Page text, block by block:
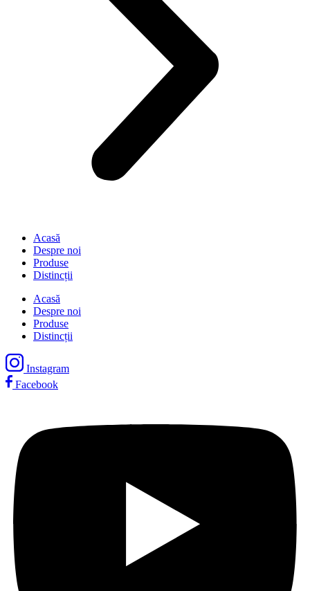
Acasă
Despre noi
Produse
Distincții
Acasă
Despre noi
Produse
Distincții
Instagram
Facebook